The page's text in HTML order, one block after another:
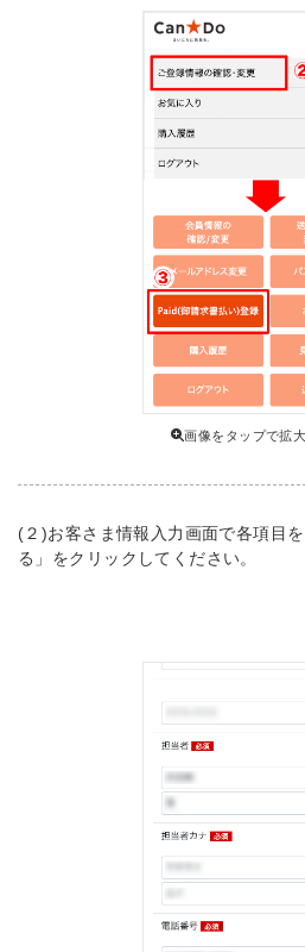
画像をタップで拡大
(２)お客さま情報入力画面で各項目
る」をクリックしてください。